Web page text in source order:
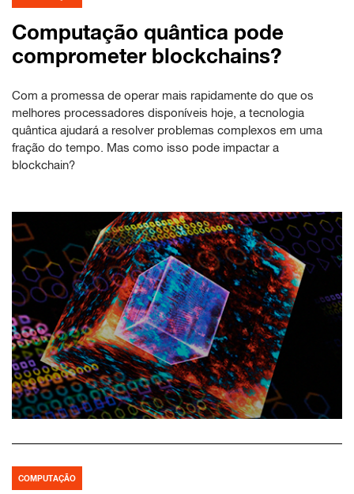
Computação quântica pode
comprometer blockchains?
Com a promessa de operar mais rapidamente do que os
melhores processadores disponíveis hoje, a tecnologia
quântica ajudará a resolver problemas complexos em uma
fração do tempo. Mas como isso pode impactar a
blockchain?
COMPUTAÇÃO